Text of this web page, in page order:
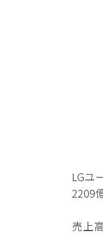
LGユ
2209
売上